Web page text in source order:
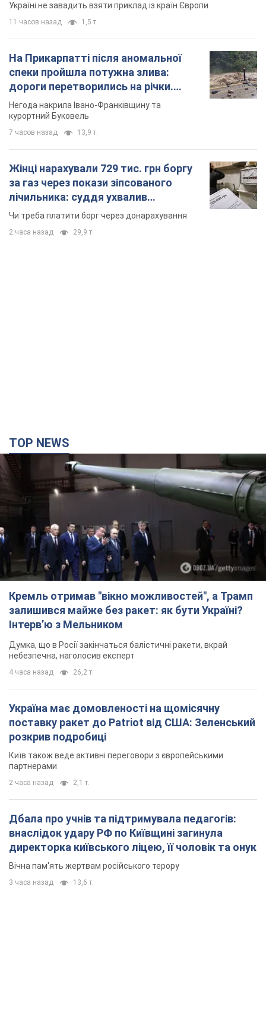
Україні не завадить взяти приклад із країн Європи
11 часов назад 1,5 т.
На Прикарпатті після аномальної
спеки пройшла потужна злива:
дороги перетворились на річки.
Відео
Негода накрила Івано-Франківщину та
курортний Буковель
7 часов назад 13,9 т.
Жінці нарахували 729 тис. грн боргу
за газ через покази зіпсованого
лічильника: суддя ухвалив
неочікуване рішення
Чи треба платити борг через донарахування
2 часа назад 29,9 т.
TOP NEWS
Кремль отримав "вікно можливостей", а Трамп
залишився майже без ракет: як бути Україні?
Інтерв’ю з Мельником
Думка, що в Росії закінчаться балістичні ракети, вкрай
небезпечна, наголосив експерт
4 часа назад 26,2 т.
Україна має домовленості на щомісячну
поставку ракет до Patriot від США: Зеленський
розкрив подробиці
Київ також веде активні переговори з європейськими
партнерами
2 часа назад 2,1 т.
Дбала про учнів та підтримувала педагогів:
внаслідок удару РФ по Київщині загинула
директорка київського ліцею, її чоловік та онук
Вічна пам'ять жертвам російського терору
3 часа назад 13,6 т.